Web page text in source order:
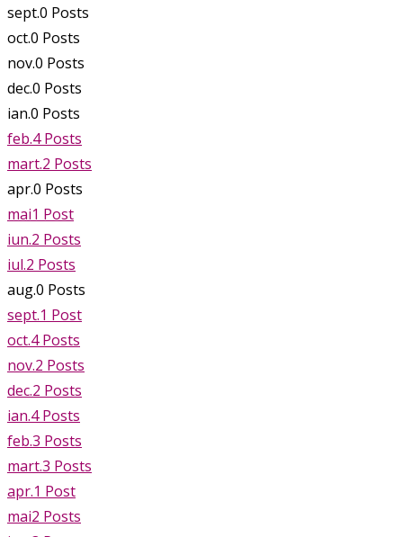
sept.0 Posts
oct.0 Posts
nov.0 Posts
dec.0 Posts
ian.0 Posts
feb.4 Posts
mart.2 Posts
apr.0 Posts
mai1 Post
iun.2 Posts
iul.2 Posts
aug.0 Posts
sept.1 Post
oct.4 Posts
nov.2 Posts
dec.2 Posts
ian.4 Posts
feb.3 Posts
mart.3 Posts
apr.1 Post
mai2 Posts